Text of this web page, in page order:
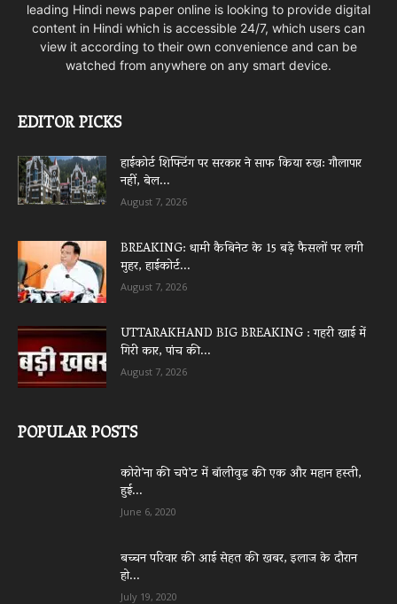
leading Hindi news paper online is looking to provide digital
content in Hindi which is accessible 24/7, which users can
view it according to their own convenience and can be
watched from anywhere on any smart device.
EDITOR PICKS
हाईकोर्ट शिफ्टिंग पर सरकार ने साफ किया रुख: गौलापार
नहीं, बेल...
August 7, 2026
BREAKING: धामी कैबिनेट के 15 बड़े फैसलों पर लगी
मुहर, हाईकोर्ट...
August 7, 2026
UTTARAKHAND BIG BREAKING : गहरी खाई में
गिरी कार, पांच की...
August 7, 2026
POPULAR POSTS
कोरो’ना की चपे’ट में बॉलीवुड की एक और महान हस्ती,
हुई...
June 6, 2020
बच्चन परिवार की आई सेहत की खबर, इलाज के दौरान
हो...
July 19, 2020